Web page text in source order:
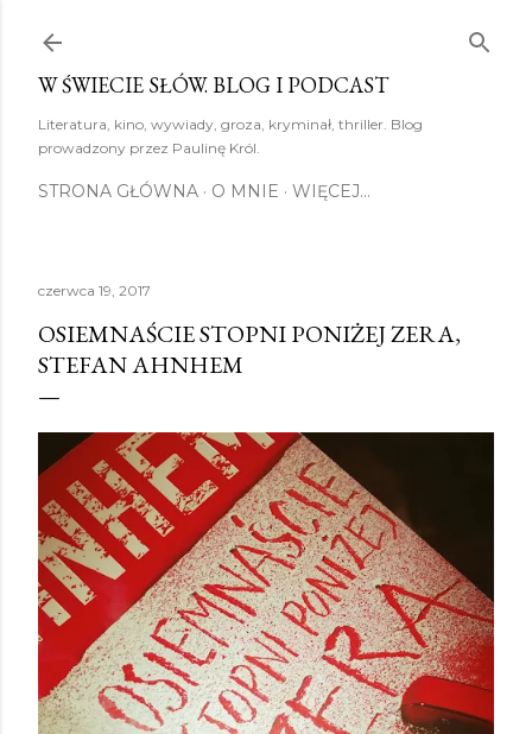
W ŚWIECIE SŁÓW. BLOG I PODCAST
Literatura, kino, wywiady, groza, kryminał, thriller. Blog
prowadzony przez Paulinę Król.
STRONA GŁÓWNA O MNIE WIĘCEJ…
czerwca 19, 2017
OSIEMNAŚCIE STOPNI PONIŻEJ ZERA,
STEFAN AHNHEM